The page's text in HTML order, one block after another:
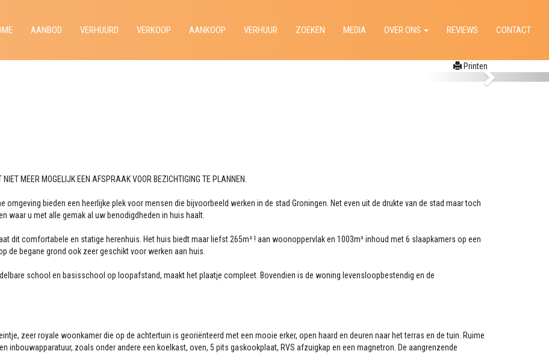
AANBOD VERHUURD VERKOOP AANKOOP VERHUUR ZOEKEN MEDIA OVER ONS REVIEWS CONTACT
Printen
MEER MOGELIJK EEN AFSPRAAK VOOR BEZICHTIGING TE PLANNEN.
omgeving bieden een heerlijke plek voor mensen die bijvoorbeeld werken in de stad Groningen. Net even uit de drukte van de stad maar toch
waar u met alle gemak al uw benodigdheden in huis haalt.
dit comfortabele en statige herenhuis. Het huis biedt maar liefst 265m² ! aan woonoppervlak en 1003m³ inhoud met 6 slaapkamers op een
de begane grond ook zeer geschikt voor werken aan huis.
school en basisschool op loopafstand, maakt het plaatje compleet. Bovendien is de woning levensloopbestendig en de
zeer royale woonkamer die op de achtertuin is georiënteerd met een mooie erker, open haard en deuren naar het terras en de tuin. Ruime
inbouwapparatuur, zoals onder andere een koelkast, oven, 5 pits gaskookplaat, RVS afzuigkap en een magnetron. De aangrenzende